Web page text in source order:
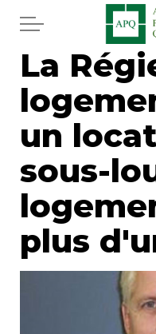
Aller au
Accueil
Services
Journal
Juridique
Mot de l'éditeur
La
un
sous-
plus